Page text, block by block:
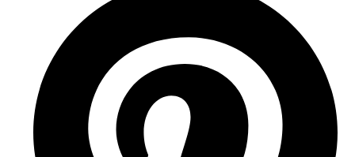
window